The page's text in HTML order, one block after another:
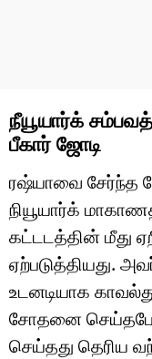
நீயூயார்க்
பீகார் ஜோடி
ரஷ்யாவை சேர்ந்த
நியூயார்க்
கட்டடத்தின் மீது
ஏற்படுத்தியது.
உடனடியாக
சோதனை
செய்தது தெரிய